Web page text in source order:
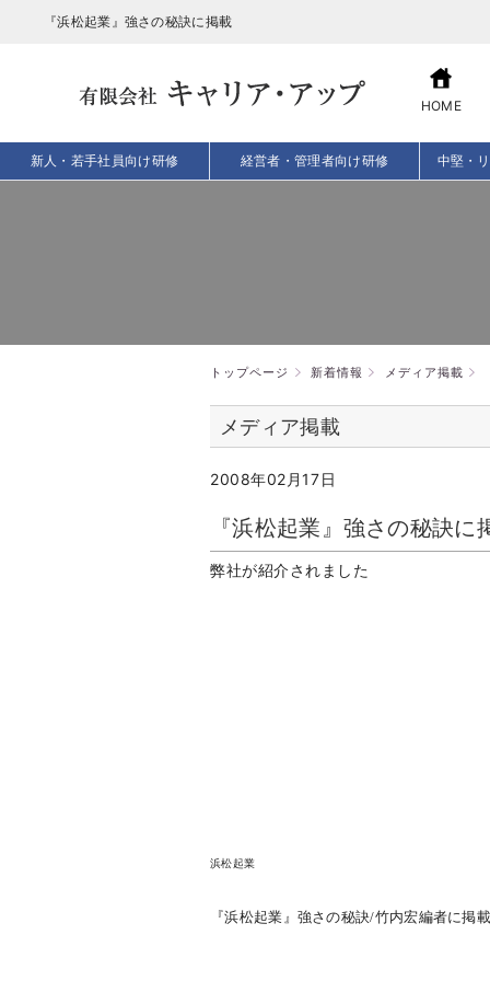
『浜松起業』強さの秘訣に掲載
HOME
新人・若手社員向け研修 経営者・管理者向け研修 中堅・
トップページ 新着情報 メディア掲載
メディア掲載
2008年02月17日
『浜松起業』強さの秘訣に
弊社が紹介されました
浜松起業
『浜松起業』強さの秘訣/竹内宏編者に掲